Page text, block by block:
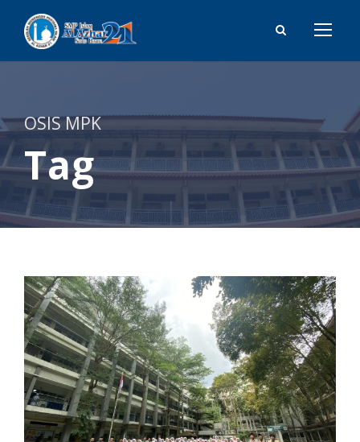
OSIS MPK
Tag